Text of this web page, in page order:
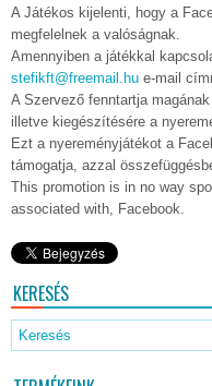
A Játékos kijelenti, hogy a
megfelelnek a valóságnak.
Amennyiben a játékkal
stefikft@freemail.hu e-mail
A Szervező fenntartja
illetve kiegészítésére a
Ezt a nyereményjátékot a
támogatja, azzal
This promotion is in no way
associated with, Facebook.
KERESÉS